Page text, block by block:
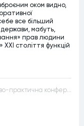
оком видно,
все більший
мабуть,
прав людини
століття функцій
22 червня відбудеться Міжнародна науково-практична конференція “Конституційна демократія в умовах загроз територіальній цілісності та національній безпеці”